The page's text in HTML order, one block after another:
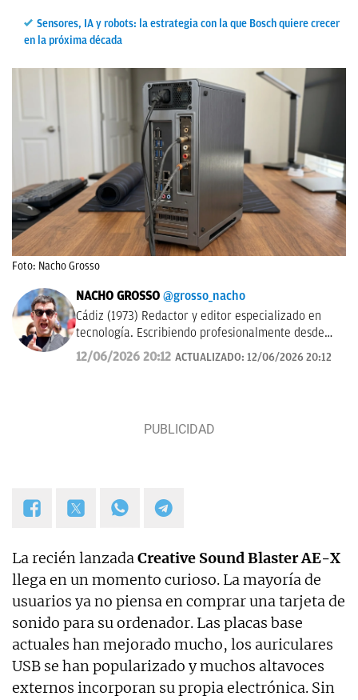
Sensores, IA y robots: la estrategia con la que Bosch quiere crecer
en la próxima década
Foto: Nacho Grosso
NACHO GROSSO @grosso_nacho
Cádiz (1973) Redactor y editor especializado en
tecnología. Escribiendo profesionalmente desde
2017 para medios de difusión y blogs en español.
12/06/2026 20:12 ACTUALIZADO: 12/06/2026 20:12
La recién lanzadaCreative Sound Blaster AE-X
llega en un momento curioso. La mayoría de
usuarios ya no piensa en comprar una tarjeta de
sonido para su ordenador. Las placas base
actuales han mejorado mucho, los auriculares
USB se han popularizado y muchos altavoces
externos incorporan su propia electrónica. Sin